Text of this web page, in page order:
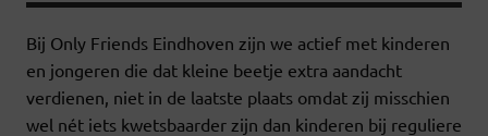
Bij Only Friends Eindhoven zijn we actief met kinderen
en jongeren die dat kleine beetje extra aandacht
verdienen, niet in de laatste plaats omdat zij misschien
wel nét iets kwetsbaarder zijn dan kinderen bij reguliere